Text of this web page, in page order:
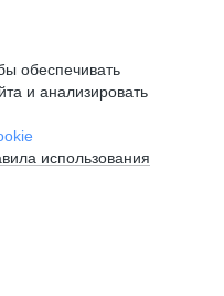
обеспечивать
и анализировать
использования